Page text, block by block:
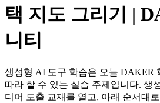
택 지도 그리기 |
니티
생성형 AI 도구 학습은 오늘 DAKER
따라 할 수 있는 실습 주제입니다. 생
디어 도출 교재를 열고, 아래 순서대